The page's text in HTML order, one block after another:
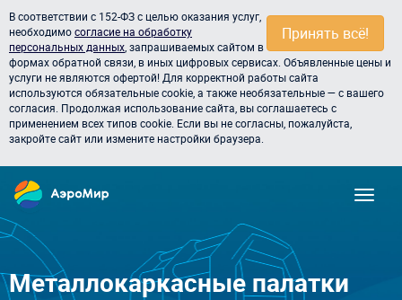
Принять всё!
В соответствии с 152-ФЗ с целью оказания услуг,
необходимосогласие на обработку
персональных данных , запрашиваемых сайтом в
формах обратной связи, в иных цифровых сервисах. Объявленные цены и
услуги не являются офертой! Для корректной работы сайта
используются обязательные cookie, а также необязательные — с вашего
согласия. Продолжая использование сайта, вы соглашаетесь с
применением всех типов cookie. Если вы не согласны, пожалуйста,
закройте сайт или измените настройки браузера.
Металлокаркасные палатки